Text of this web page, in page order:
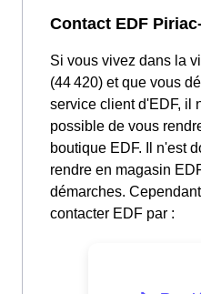
Contact EDF
Si vous vivez dans la
(44 420) et que vous
service client d'EDF, il
possible de vous
boutique EDF. Il n'est
rendre en magasin
démarches.
contacter EDF par :